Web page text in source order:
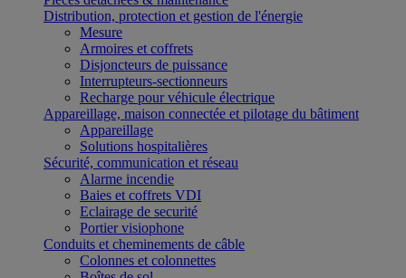
Distribution, protection et gestion de l'énergie
Mesure
Armoires et coffrets
Disjoncteurs de puissance
Interrupteurs-sectionneurs
Recharge pour véhicule électrique
Appareillage, maison connectée et pilotage du bâtiment
Appareillage
Solutions hospitalières
Sécurité, communication et réseau
Alarme incendie
Baies et coffrets VDI
Eclairage de securité
Portier visiophone
Conduits et cheminements de câble
Colonnes et colonnettes